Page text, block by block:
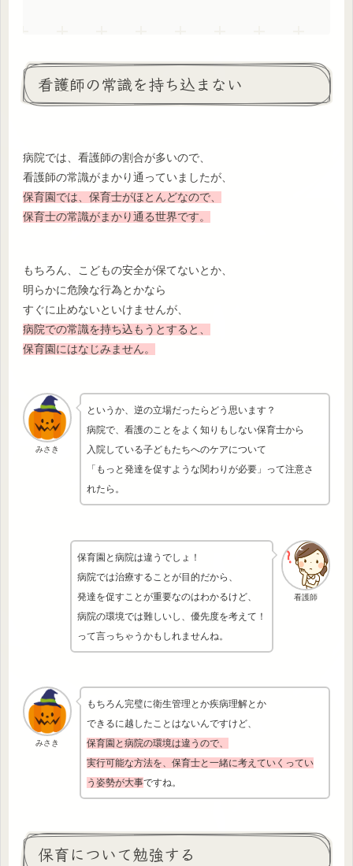
看護師の常識を持ち込まない
病院では、看護師の割合が多いので、
看護師の常識がまかり通っていましたが、
保育園では、保育士がほとんどなので、
保育士の常識がまかり通る世界です。
もちろん、こどもの安全が保てないとか、
明らかに危険な行為とかなら
すぐに止めないといけませんが、
病院での常識を持ち込もうとすると、
保育園にはなじみません。
みさき
というか、逆の立場だったらどう思います？
病院で、看護のことをよく知りもしない保育士から
入院している子どもたちへのケアについて
「もっと発達を促すような関わりが必要」って注意さ
れたら。
看護師
保育園と病院は違うでしょ！
病院では治療することが目的だから、
発達を促すことが重要なのはわかるけど、
病院の環境では難しいし、優先度を考えて！
って言っちゃうかもしれませんね。
みさき
もちろん完璧に衛生管理とか疾病理解とか
できるに越したことはないんですけど、
保育園と病院の環境は違うので、
実行可能な方法を、保育士と一緒に考えていくってい
う姿勢が大事ですね。
保育について勉強する